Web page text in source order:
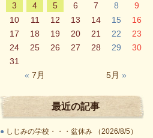
« 7月 5月 »
3
4 5 6 7 8
9
10
11 12 13 14 15
16
17
18 19 20 21 22
23
24
25 26 27 28 29
30
31
最近の記事
● しじみの学校・・・盆休み （2026/8/5）